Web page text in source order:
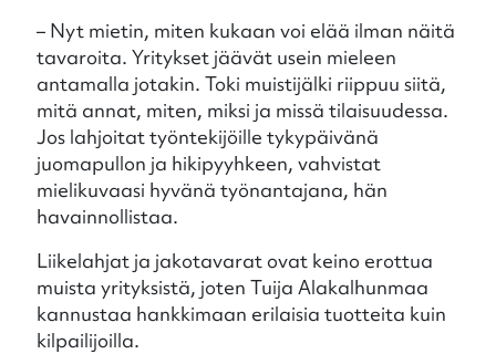
– Nyt mietin, miten kukaan voi elää ilman näitä
tavaroita. Yritykset jäävät usein mieleen
antamalla jotakin. Toki muistijälki riippuu siitä,
mitä annat, miten, miksi ja missä tilaisuudessa.
Jos lahjoitat työntekijöille tykypäivänä
juomapullon ja hikipyyhkeen, vahvistat
mielikuvaasi hyvänä työnantajana, hän
havainnollistaa.
Liikelahjat ja jakotavarat ovat keino erottua
muista yrityksistä, joten Tuija Alakalhunmaa
kannustaa hankkimaan erilaisia tuotteita kuin
kilpailijoilla.